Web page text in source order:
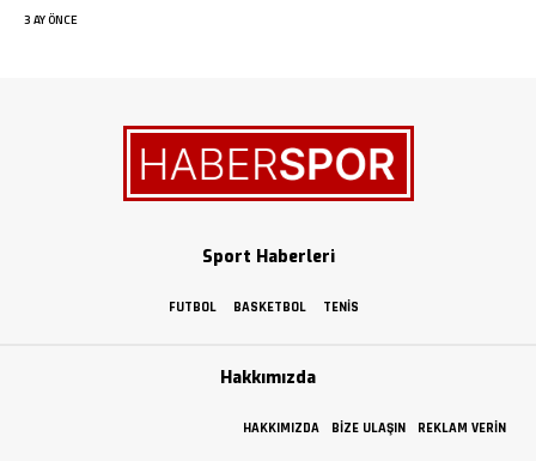
3 AY ÖNCE
Sport Haberleri
FUTBOL BASKETBOL TENIS
Hakkımızda
HAKKIMIZDA BIZE ULAŞIN REKLAM VERIN